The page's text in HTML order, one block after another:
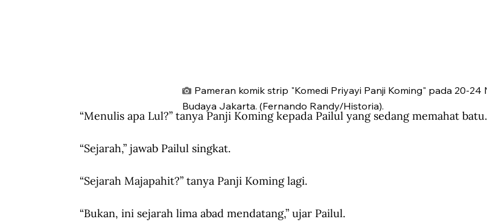
Pameran komik strip "Komedi Priyayi Panji Koming" pada 20-
Budaya Jakarta. (Fernando Randy/Historia).
“Menulis apa Lul?” tanya Panji Koming kepada Pailul yang sedang memahat batu.
“Sejarah,” jawab Pailul singkat.
“Sejarah Majapahit?” tanya Panji Koming lagi.
“Bukan, ini sejarah lima abad mendatang,” ujar Pailul.